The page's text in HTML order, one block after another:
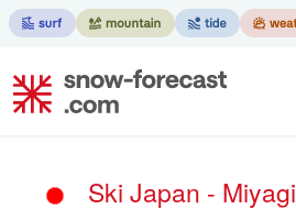
Ski Japan - Miyagi